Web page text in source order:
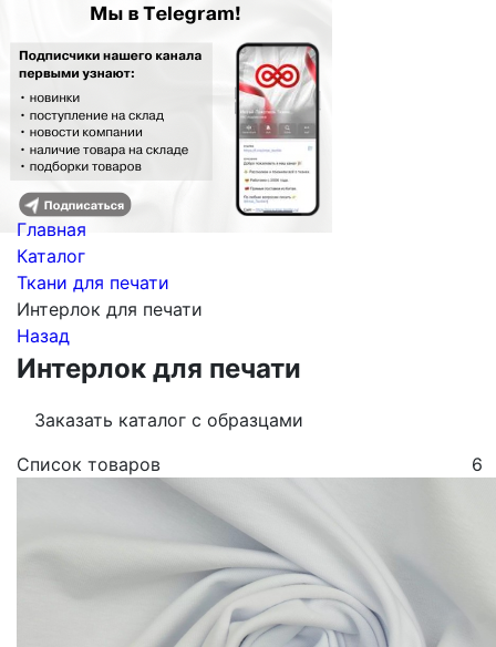
Главная
Каталог
Ткани для печати
Интерлок для печати
Назад
Интерлок для печати
Заказать каталог с образцами
Список товаров
6